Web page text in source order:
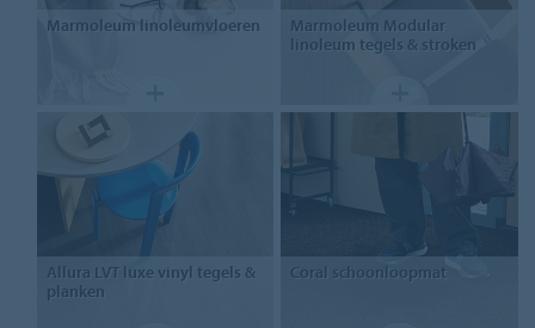
Marmoleum linoleumvloeren
Marmoleum Modular
linoleum tegels & stroken
Allura LVT luxe vinyl tegels &
planken
Coral schoonloopmat